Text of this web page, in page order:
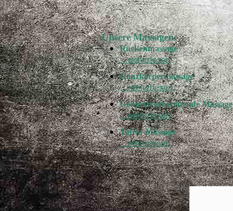
Unsere Massagen
Rückenmassage
...weiterlesen
Ganzkörpermassage
....weiterlesen
Geburtsvorbereitende Massage
...weiterlesen
TuiNa-Massage
...weiterlesen